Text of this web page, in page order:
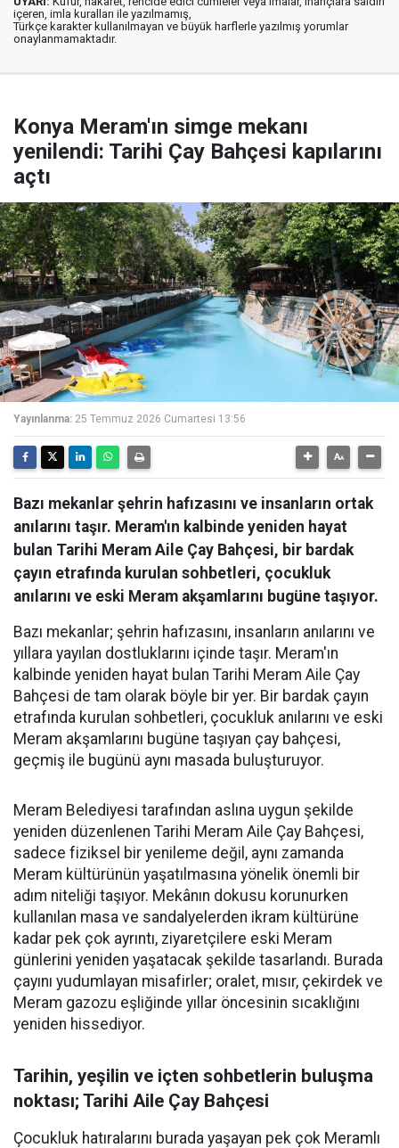
içeren, imla kuralları ile yazılmamış,
Türkçe karakter kullanılmayan ve büyük harflerle yazılmış yorumlar
onaylanmamaktadır.
Konya Meram'ın simge mekanı
yenilendi: Tarihi Çay Bahçesi kapılarını
açtı
Yayınlanma: 25 Temmuz 2026 Cumartesi 13:56
Bazı mekanlar şehrin hafızasını ve insanların ortak
anılarını taşır. Meram'ın kalbinde yeniden hayat
bulan Tarihi Meram Aile Çay Bahçesi, bir bardak
çayın etrafında kurulan sohbetleri, çocukluk
anılarını ve eski Meram akşamlarını bugüne taşıyor.
Bazı mekanlar; şehrin hafızasını, insanların anılarını ve
yıllara yayılan dostluklarını içinde taşır. Meram'ın
kalbinde yeniden hayat bulan Tarihi Meram Aile Çay
Bahçesi de tam olarak böyle bir yer. Bir bardak çayın
etrafında kurulan sohbetleri, çocukluk anılarını ve eski
Meram akşamlarını bugüne taşıyan çay bahçesi,
geçmiş ile bugünü aynı masada buluşturuyor.
Meram Belediyesi tarafından aslına uygun şekilde
yeniden düzenlenen Tarihi Meram Aile Çay Bahçesi,
sadece fiziksel bir yenileme değil, aynı zamanda
Meram kültürünün yaşatılmasına yönelik önemli bir
adım niteliği taşıyor. Mekânın dokusu korunurken
kullanılan masa ve sandalyelerden ikram kültürüne
kadar pek çok ayrıntı, ziyaretçilere eski Meram
günlerini yeniden yaşatacak şekilde tasarlandı. Burada
çayını yudumlayan misafirler; oralet, mısır, çekirdek ve
Meram gazozu eşliğinde yıllar öncesinin sıcaklığını
yeniden hissediyor.
Tarihin, yeşilin ve içten sohbetlerin buluşma
noktası; Tarihi Aile Çay Bahçesi
Çocukluk hatıralarını burada yaşayan pek çok Meramlı